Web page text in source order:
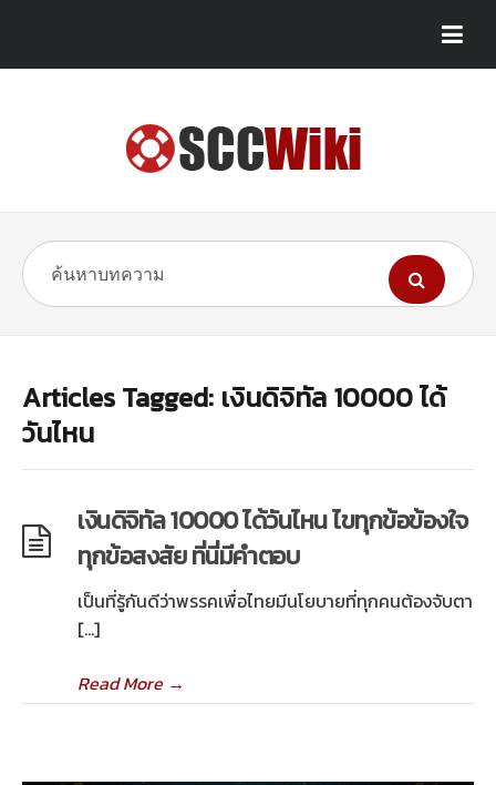
Articles Tagged: เงินดิจิทัล 10000 ได้
วันไหน
เงินดิจิทัล 10000 ได้วันไหน ไขทุกข้อข้องใจ
ทุกข้อสงสัย ที่นี่มีคำตอบ
เป็นที่รู้กันดีว่าพรรคเพื่อไทยมีนโยบายที่ทุกคนต้องจับตา
[…]
Read More→